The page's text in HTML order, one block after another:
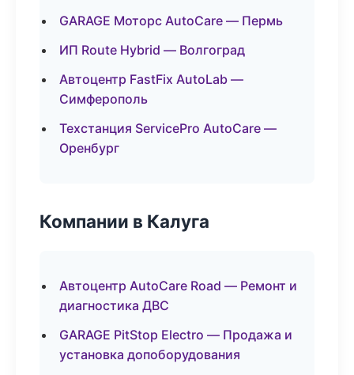
GARAGE Моторс AutoCare — Пермь
ИП Route Hybrid — Волгоград
Автоцентр FastFix AutoLab —
Симферополь
Техстанция ServicePro AutoCare —
Оренбург
Компании в Калуга
Автоцентр AutoCare Road — Ремонт и
диагностика ДВС
GARAGE PitStop Electro — Продажа и
установка допоборудования